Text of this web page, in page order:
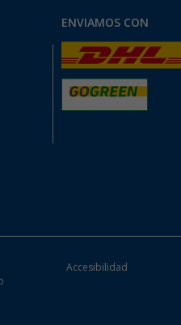
ENVIAMOS CON
Accesibilidad